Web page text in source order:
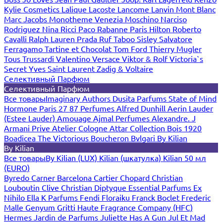
Kylie Cosmetics Lalique Lacoste Lancome Lanvin Mont Blanc
Marc Jacobs Monotheme Venezia Moschino Narciso
Rodriguez Nina Ricci Paco Rabanne Paris Hilton Roberto
Cavalli Ralph Lauren Prada Ruf Taboo Sisley Salvatore
Ferragamo Tartine et Chocolat Tom Ford Thierry Mugler
Tous Trussardi Valentino Versace Viktor & RolfVictoria`s
Secret Yves Saint Laurent Zadig & Voltaire
Селективный Парфюм
Селективный Парфюм
Все товарыImaginary Authors Dusita Parfums State of Mind
Hormone Paris 27 87 Perfumes Alfred Dunhill Aerin Lauder
(Estee Lauder) Amouage Ajmal Perfumes Alexandre. J
Armani Prive Atelier Cologne Attar Collection Bois 1920
Boadicea The Victorious Boucheron Bvlgari By Kilian
By Kilian
Все товарыBy Kilian (LUX) Kilian (шкатулка) Kilian 50 мл
(EURO)
Byredo Carner Barcelona Cartier Chopard Christian
Louboutin Clive Christian Diptyque Essential Parfums Ex
Nihilo Ella K Parfums Fendi Floraiku Franck Boclet Frederic
Malle Genyum Gritti Haute Fragrance Company (HFC)
Hermes Jardin de Parfums Juliette Has A Gun Jul Et Mad